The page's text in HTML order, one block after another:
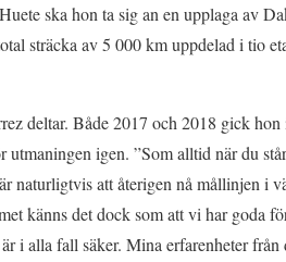
ska hon ta sig an en upplaga av
sträcka av 5 000 km uppdelad i tio
deltar. Både 2017 och 2018 gick
igen. ”Som alltid när du
naturligtvis att återigen nå mållinjen i
känns det dock som att vi har goda
i alla fall säker. Mina erfarenheter från